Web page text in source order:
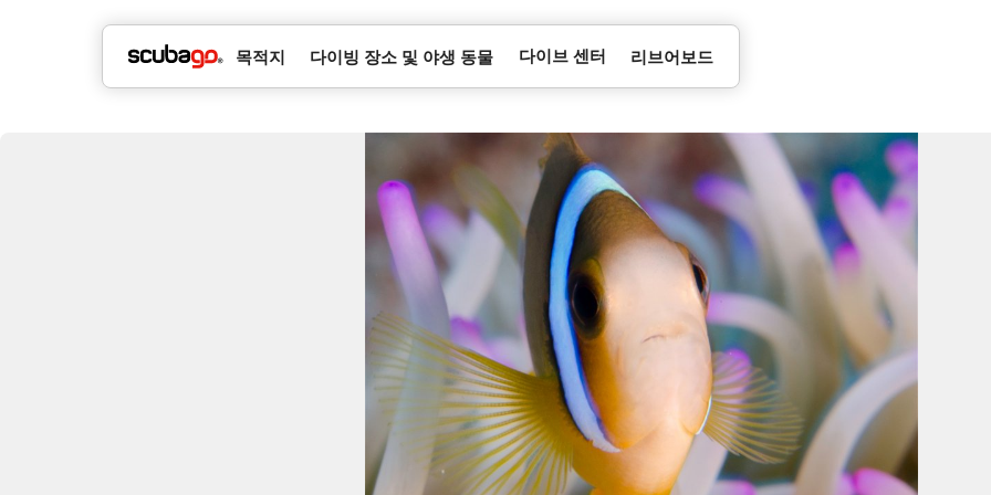
목적지 다이빙 장소 및 야생 동물 다이브 센터 리브어보드